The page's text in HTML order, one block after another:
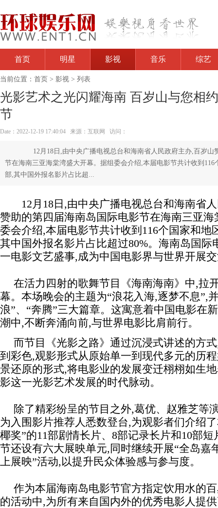
首页 明星 影视 音乐 综艺
当前位置： 首页 > 影视 > 列表
光影艺术之光闪耀海南 百岁山与您相
节
Date：2022-12-19 17:40:04 来源：互联网 访问：
12月18日,由中央广播电视总台和海南省人民政府主办,百岁山
节在海南三亚海棠湾盛大开幕。据组委会介绍,本届电影节共计收到116
部,其中国外报名影片占比超...
12月18日,由中央广播电视总台和海南省人
赞助的第四届海南岛国际电影节在海南三亚
委会介绍,本届电影节共计收到116个国家和地
其中国外报名影片占比超过80%。海南岛国际
一电影文艺盛事,成为中国电影界与世界开展
在活力四射的歌舞节目《海南海南》中,拉
幕。本场晚会的主题为“浪花入海,逐梦不息”,
浪”、“奔腾”三大篇章。这寓意着中国电影在
潮中,不断奔涌向前,与世界电影比肩前行。
而节目《光影之路》通过沉浸式讲述的方
到彩色,观影形式从原始单一到现代多元的历
景还原的形式,将电影业的发展变迁栩栩如生
影这一光影艺术发展的时代脉动。
除了精彩纷呈的节目之外,葛优、赵雅芝等
为入围影片推荐人悉数登台,为观影者们介绍
椰奖”的11部剧情长片、8部记录长片和10部
节还设有六大展映单元,同时继续开展“全岛嘉
上展映”活动,以提升民众体验感与参与度。
作为本届海南岛电影节官方指定饮用水的
的活动中,为所有来自国内外的优秀电影人提